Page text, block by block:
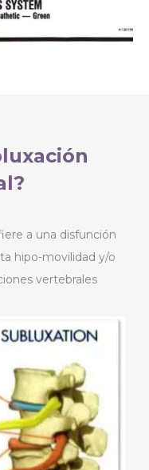
a una disfunción
hipo-movilidad y/o
vertebrales